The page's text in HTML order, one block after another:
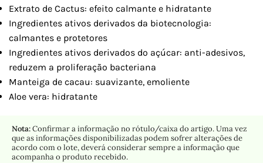
Extrato de Cactus: efeito calmante e hidratante
Ingredientes ativos derivados da biotecnologia:
calmantes e protetores
Ingredientes ativos derivados do açúcar: anti-adesivos,
reduzem a proliferação bacteriana
Manteiga de cacau: suavizante, emoliente
Aloe vera: hidratante
Nota:Confirmar a informação no rótulo/caixa do artigo. Uma vez
que as informações disponibilizadas podem sofrer alterações de
acordo com o lote, deverá considerar sempre a informação que
acompanha o produto recebido.